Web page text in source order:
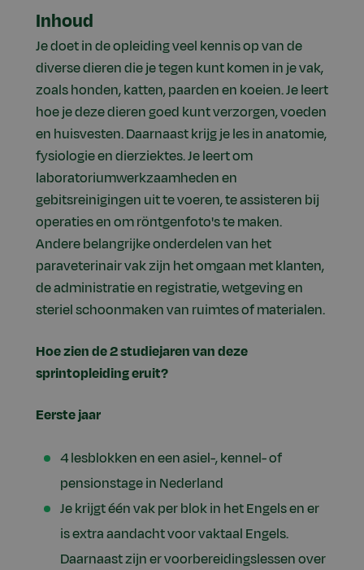
Inhoud
Je doet in de opleiding veel kennis op van de
diverse dieren die je tegen kunt komen in je vak,
zoals honden, katten, paarden en koeien. Je leert
hoe je deze dieren goed kunt verzorgen, voeden
en huisvesten. Daarnaast krijg je les in anatomie,
fysiologie en dierziektes. Je leert om
laboratoriumwerkzaamheden en
gebitsreinigingen uit te voeren, te assisteren bij
operaties en om röntgenfoto's te maken.
Andere belangrijke onderdelen van het
paraveterinair vak zijn het omgaan met klanten,
de administratie en registratie, wetgeving en
steriel schoonmaken van ruimtes of materialen.
Hoe zien de 2 studiejaren van deze
sprintopleiding eruit?
Eerste jaar
4 lesblokken en een asiel-, kennel- of
pensionstage in Nederland
Je krijgt één vak per blok in het Engels en er
is extra aandacht voor vaktaal Engels.
Daarnaast zijn er voorbereidingslessen over